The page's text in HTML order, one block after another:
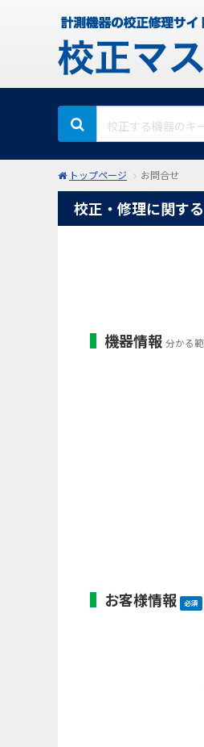
トップページ お問合せ
校正・修理に関す
機器情報 分かる
お客様情報 必須